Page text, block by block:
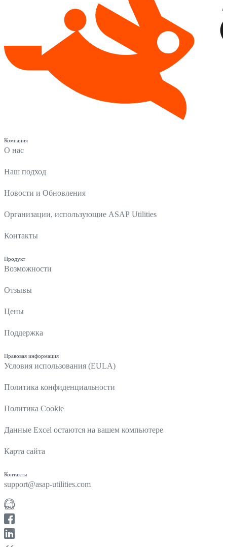
Компания
О нас
Наш подход
Новости и Обновления
Организации, использующие ASAP Utilities
Контакты
Продукт
Возможности
Отзывы
Цены
Поддержка
Правовая информация
Условия использования (EULA)
Политика конфиденциальности
Политика Cookie
Данные Excel остаются на вашем компьютере
Карта сайта
Контакты
support@asap-utilities.com